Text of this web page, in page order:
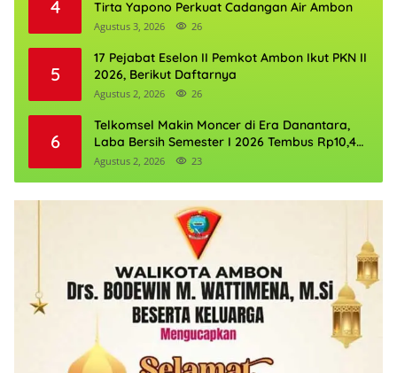
4
Tirta Yapono Perkuat Cadangan Air Ambon
Agustus 3, 2026 26
5
17 Pejabat Eselon II Pemkot Ambon Ikut PKN II
2026, Berikut Daftarnya
Agustus 2, 2026 26
6
Telkomsel Makin Moncer di Era Danantara,
Laba Bersih Semester I 2026 Tembus Rp10,4
Triliun
Agustus 2, 2026 23